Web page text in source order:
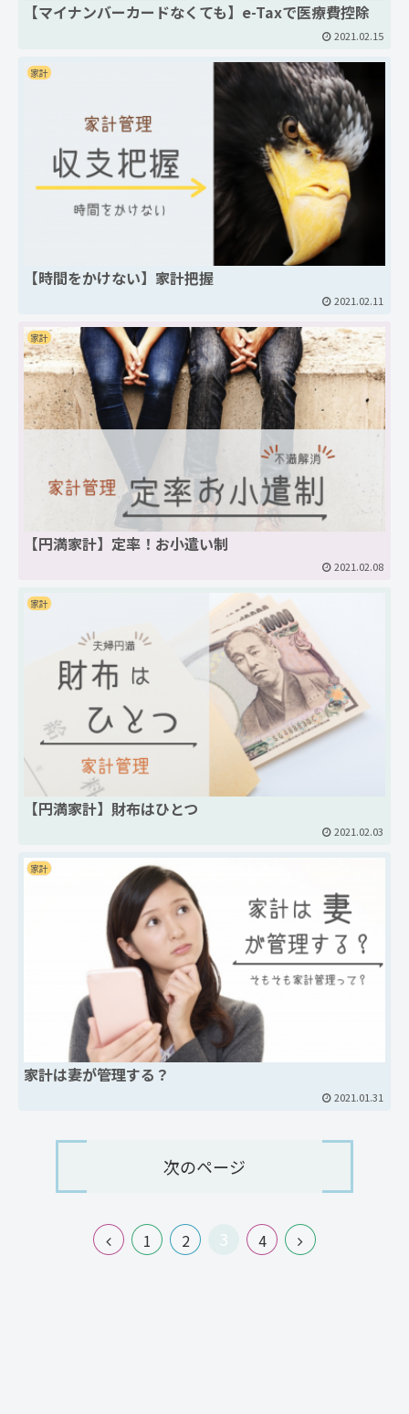
【マイナンバーカードなくても】e-Taxで医療費控除
2021.02.15
家計
【時間をかけない】家計把握
2021.02.11
家計
【円満家計】定率！お小遣い制
2021.02.08
家計
【円満家計】財布はひとつ
2021.02.03
家計
家計は妻が管理する？
2021.01.31
次のページ
1 2 3 4